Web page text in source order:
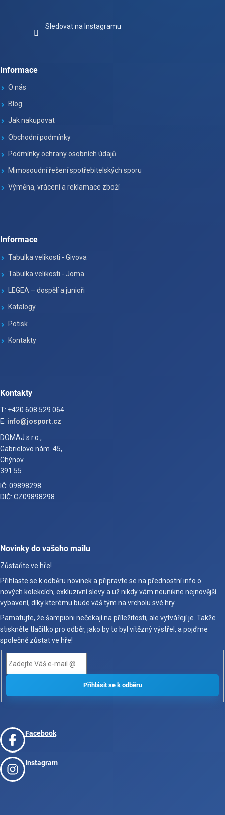
Sledovat na Instagramu
Informace
O nás
Blog
Jak nakupovat
Obchodní podmínky
Podmínky ochrany osobních údajů
Mimosoudní řešení spotřebitelských sporu
Výměna, vrácení a reklamace zboží
Informace
Tabulka velikosti - Givova
Tabulka velikosti - Joma
LEGEA – dospělí a junioři
Katalogy
Potisk
Kontakty
Kontakty
T: +420 608 529 064
E: info@josport.cz
DOMAJ s.r.o.,
Gabrielovo nám. 45,
Chýnov
391 55
IČ: 09898298
DIČ: CZ09898298
Novinky do vašeho mailu
Zůstaňte ve hře!
Přihlaste se k odběru novinek a připravte se na přednostní info o
nových kolekcích, exkluzivní slevy a už nikdy vám neunikne nejnovější
vybavení, díky kterému bude váš tým na vrcholu své hry.
Pamatujte, že šampioni nečekají na příležitosti, ale vytvářejí je. Takže
stiskněte tlačítko pro odběr, jako by to byl vítězný výstřel, a pojďme
společně zůstat ve hře!
Facebook
Instagram